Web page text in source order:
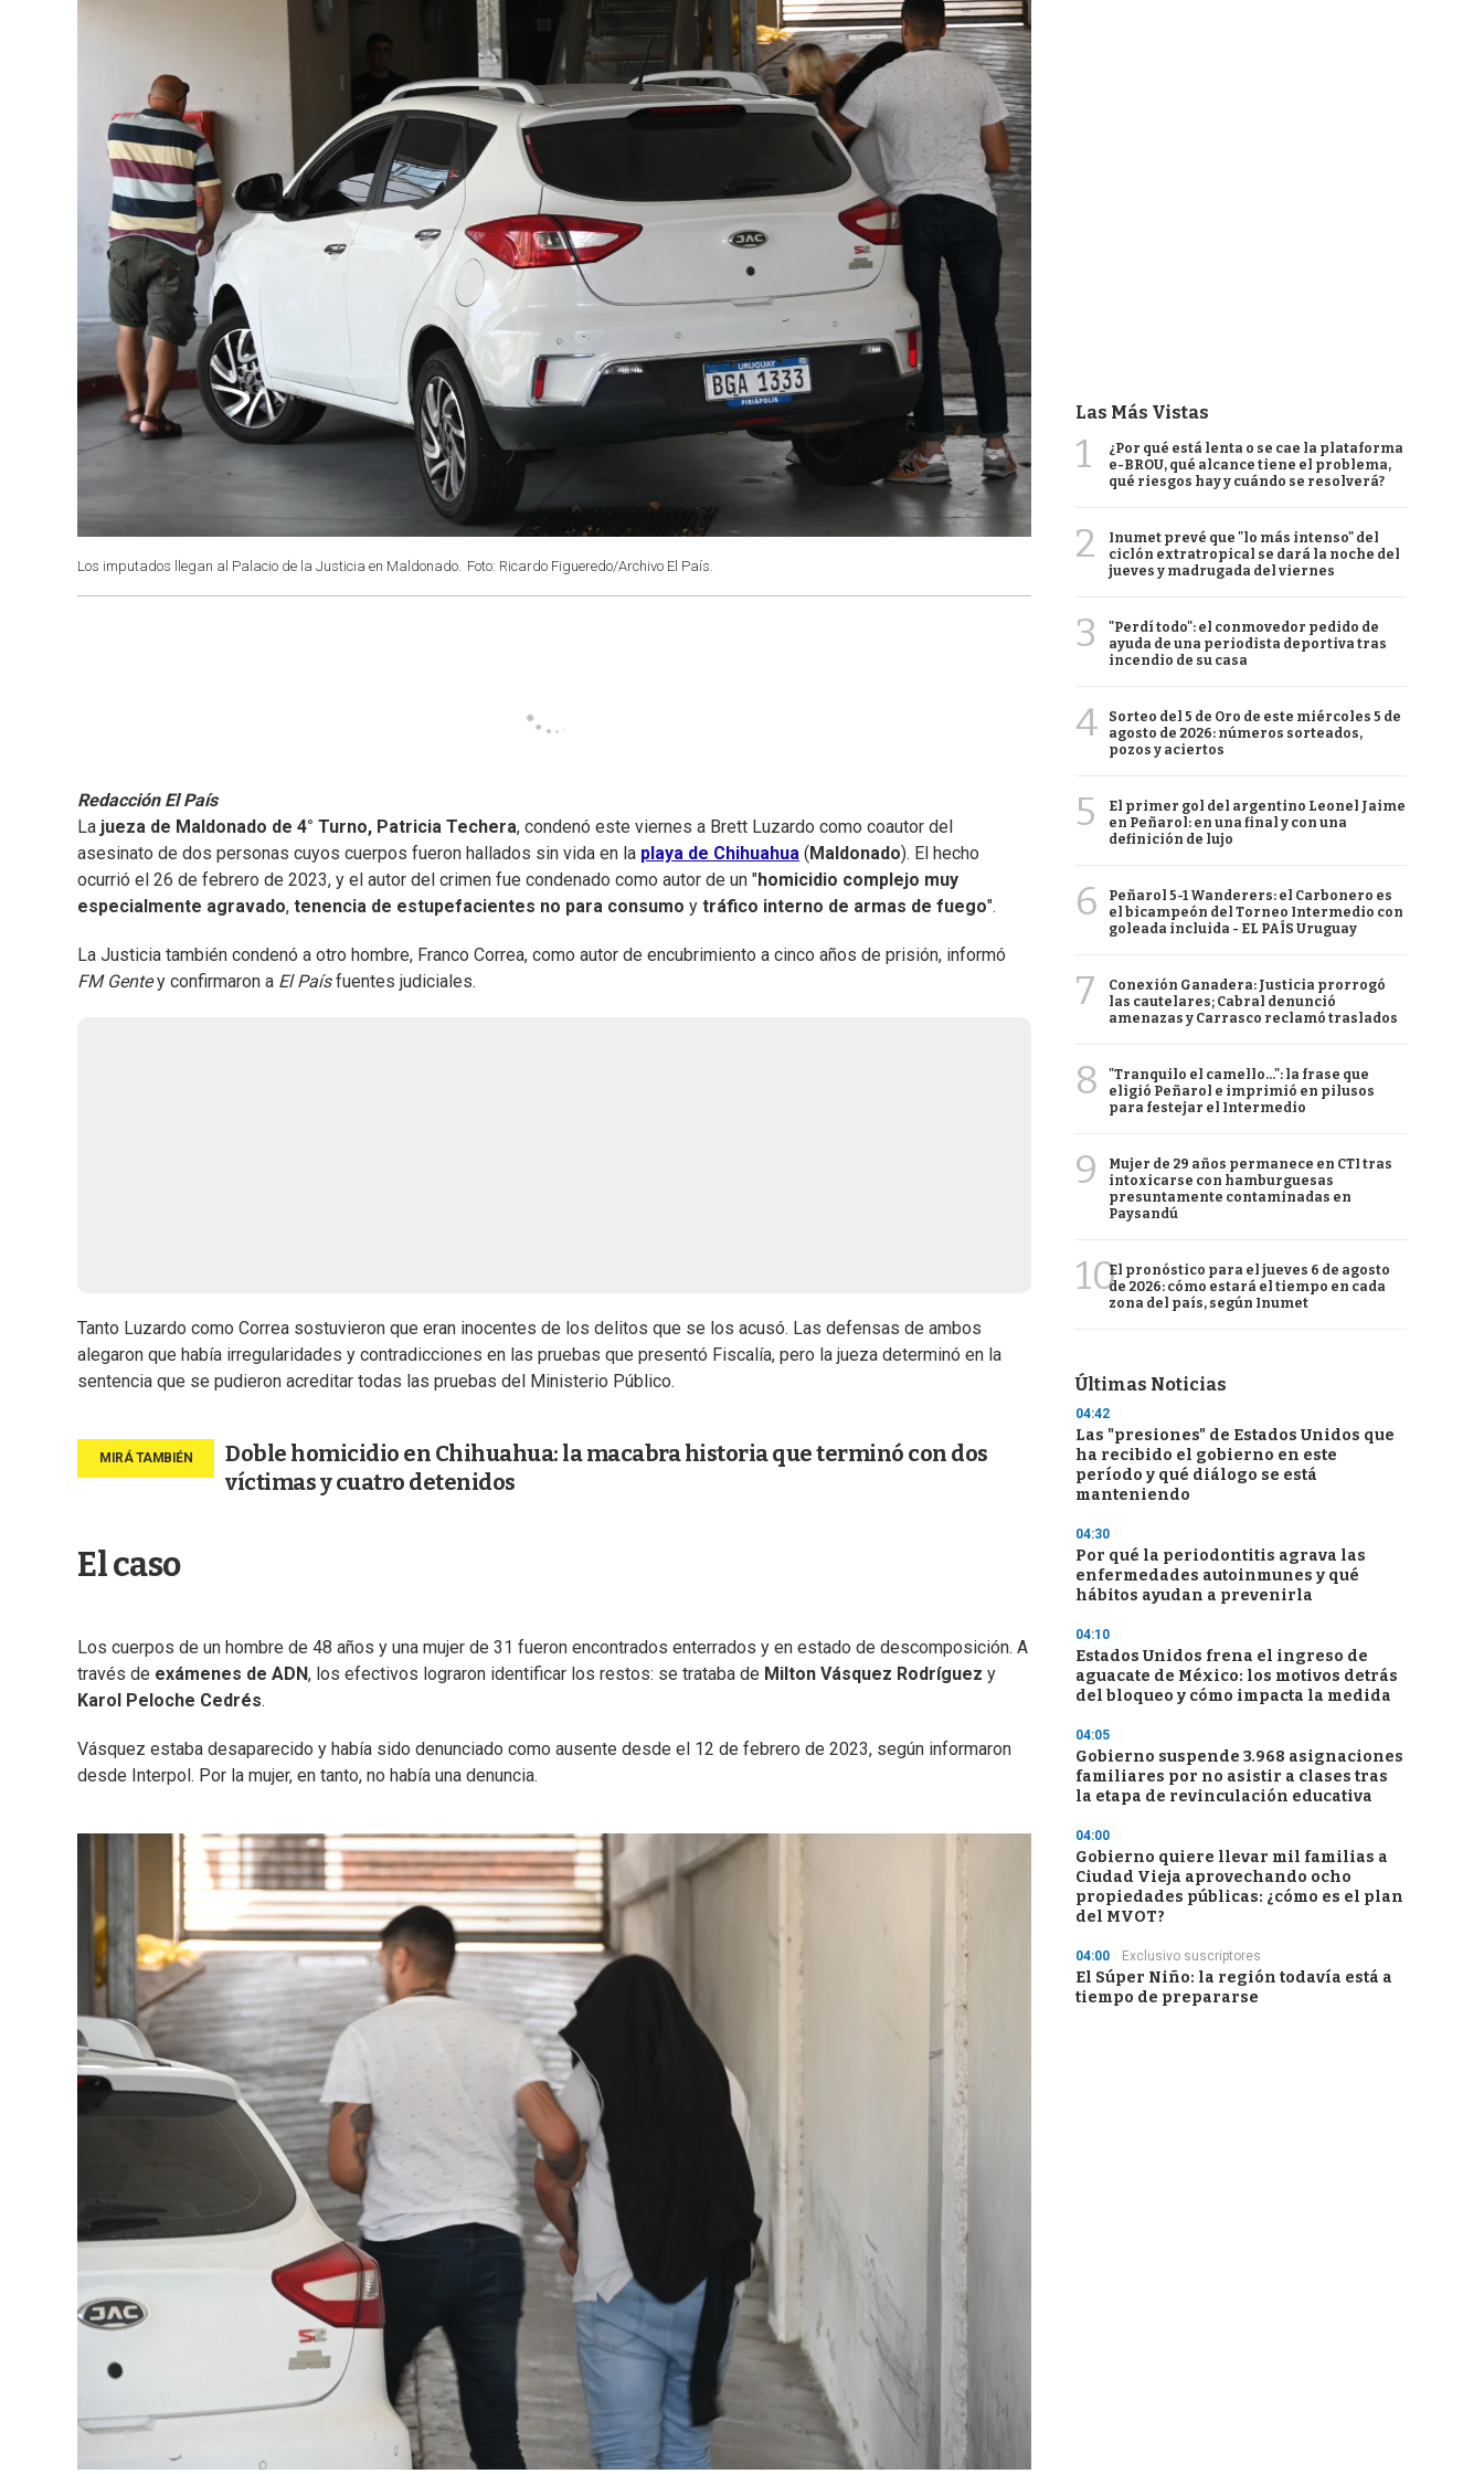
Los imputados llegan al Palacio de la Justicia en Maldonado. Foto: Ricardo Figueredo/Archivo El País.
Redacción El País
La jueza de Maldonado de 4° Turno, Patricia Techera, condenó este viernes a Brett Luzardo como coautor del
asesinato de dos personas cuyos cuerpos fueron hallados sin vida en la playa de Chihuahua ( Maldonado). El hecho
ocurrió el 26 de febrero de 2023, y el autor del crimen fue condenado como autor de un "homicidio complejo muy
especialmente agravado, tenencia de estupefacientes no para consumo y tráfico interno de armas de fuego".
La Justicia también condenó a otro hombre, Franco Correa, como autor de encubrimiento a cinco años de prisión, informó
FM Gentey confirmaron a El Paísfuentes judiciales.
Tanto Luzardo como Correa sostuvieron que eran inocentes de los delitos que se los acusó. Las defensas de ambos
alegaron que había irregularidades y contradicciones en las pruebas que presentó Fiscalía, pero la jueza determinó en la
sentencia que se pudieron acreditar todas las pruebas del Ministerio Público.
Doble homicidio en Chihuahua: la macabra historia que terminó con dos
víctimas y cuatro detenidos
El caso
Los cuerpos de un hombre de 48 años y una mujer de 31 fueron encontrados enterrados y en estado de descomposición. A
través de exámenes de ADN, los efectivos lograron identificar los restos: se trataba de Milton Vásquez Rodríguez y
Karol Peloche Cedrés.
Vásquez estaba desaparecido y había sido denunciado como ausente desde el 12 de febrero de 2023, según informaron
desde Interpol. Por la mujer, en tanto, no había una denuncia.
Las Más Vistas
1
¿Por qué está lenta o se cae la plataforma
e-BROU, qué alcance tiene el problema,
qué riesgos hay y cuándo se resolverá?
2
Inumet prevé que "lo más intenso" del
ciclón extratropical se dará la noche del
jueves y madrugada del viernes
3
"Perdí todo": el conmovedor pedido de
ayuda de una periodista deportiva tras
incendio de su casa
4
Sorteo del 5 de Oro de este miércoles 5 de
agosto de 2026: números sorteados,
pozos y aciertos
5
El primer gol del argentino Leonel Jaime
en Peñarol: en una final y con una
definición de lujo
6
Peñarol 5-1 Wanderers: el Carbonero es
el bicampeón del Torneo Intermedio con
goleada incluida - EL PAÍS Uruguay
7
Conexión Ganadera: Justicia prorrogó
las cautelares; Cabral denunció
amenazas y Carrasco reclamó traslados
8
"Tranquilo el camello...": la frase que
eligió Peñarol e imprimió en pilusos
para festejar el Intermedio
9
Mujer de 29 años permanece en CTI tras
intoxicarse con hamburguesas
presuntamente contaminadas en
Paysandú
10El pronóstico para el jueves 6 de agosto
de 2026: cómo estará el tiempo en cada
zona del país, según Inumet
Últimas Noticias
04:42
Las "presiones" de Estados Unidos que
ha recibido el gobierno en este
período y qué diálogo se está
manteniendo
04:30
Por qué la periodontitis agrava las
enfermedades autoinmunes y qué
hábitos ayudan a prevenirla
04:10
Estados Unidos frena el ingreso de
aguacate de México: los motivos detrás
del bloqueo y cómo impacta la medida
04:05
Gobierno suspende 3.968 asignaciones
familiares por no asistir a clases tras
la etapa de revinculación educativa
04:00
Gobierno quiere llevar mil familias a
Ciudad Vieja aprovechando ocho
propiedades públicas: ¿cómo es el plan
del MVOT?
04:00 Exclusivo suscriptores
El Súper Niño: la región todavía está a
tiempo de prepararse